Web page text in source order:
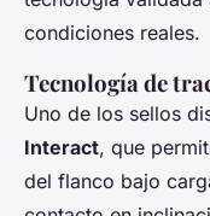
condiciones reales.
Tecnología de
Uno de los sellos
Interact, que
del flanco bajo